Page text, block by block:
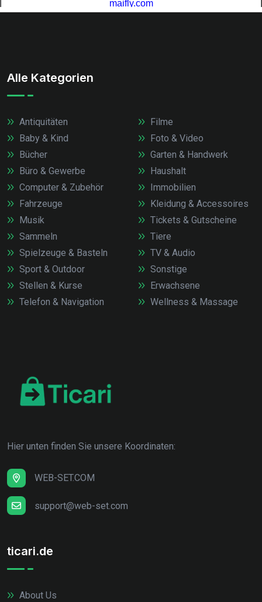
Alle Kategorien
Antiquitäten
Baby & Kind
Bücher
Büro & Gewerbe
Computer & Zubehör
Fahrzeuge
Filme
Foto & Video
Garten & Handwerk
Haushalt
Immobilien
Kleidung & Accessoires
Musik
Sammeln
Spielzeuge & Basteln
Sport & Outdoor
Stellen & Kurse
Telefon & Navigation
Tickets & Gutscheine
Tiere
TV & Audio
Sonstige
Erwachsene
Wellness & Massage
Hier unten finden Sie unsere Koordinaten:
WEB-SET.COM
support@web-set.com
ticari.de
About Us